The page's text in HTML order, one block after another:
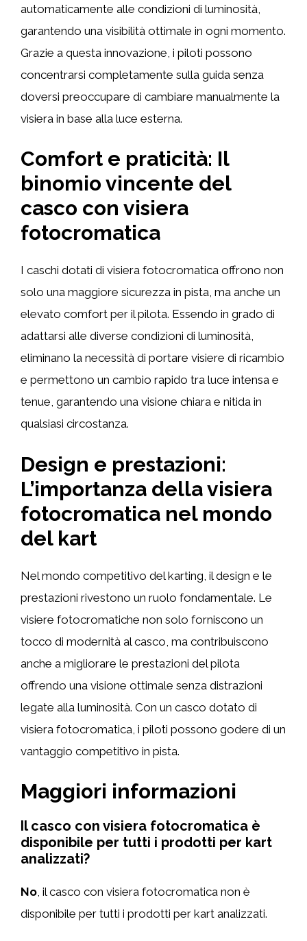
automaticamente alle condizioni di luminosità,
garantendo una visibilità ottimale in ogni momento.
Grazie a questa innovazione, i piloti possono
concentrarsi completamente sulla guida senza
doversi preoccupare di cambiare manualmente la
visiera in base alla luce esterna.
Comfort e praticità: Il
binomio vincente del
casco con visiera
fotocromatica
I caschi dotati di visiera fotocromatica offrono non
solo una maggiore sicurezza in pista, ma anche un
elevato comfort per il pilota. Essendo in grado di
adattarsi alle diverse condizioni di luminosità,
eliminano la necessità di portare visiere di ricambio
e permettono un cambio rapido tra luce intensa e
tenue, garantendo una visione chiara e nitida in
qualsiasi circostanza.
Design e prestazioni:
L’importanza della visiera
fotocromatica nel mondo
del kart
Nel mondo competitivo del karting, il design e le
prestazioni rivestono un ruolo fondamentale. Le
visiere fotocromatiche non solo forniscono un
tocco di modernità al casco, ma contribuiscono
anche a migliorare le prestazioni del pilota
offrendo una visione ottimale senza distrazioni
legate alla luminosità. Con un casco dotato di
visiera fotocromatica, i piloti possono godere di un
vantaggio competitivo in pista.
Maggiori informazioni
Il casco con visiera fotocromatica è
disponibile per tutti i prodotti per kart
analizzati?
No, il casco con visiera fotocromatica non è
disponibile per tutti i prodotti per kart analizzati.